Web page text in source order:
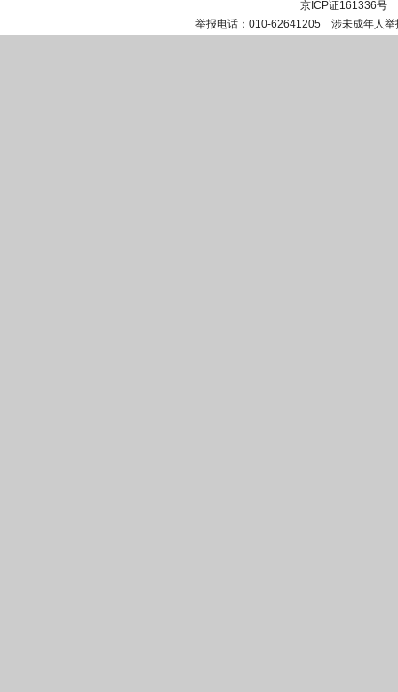
京ICP证161336号
举报电话：010-62641205 涉未成年人